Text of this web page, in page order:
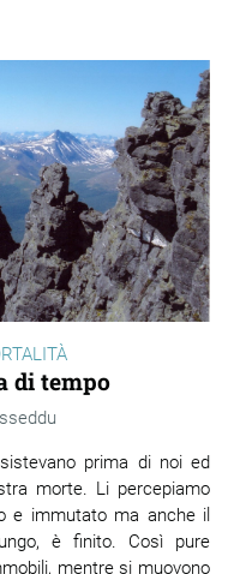
di tempo
prima di noi ed
morte. Li percepiamo
e immutato ma anche il
è finito. Così pure
mentre si muovono